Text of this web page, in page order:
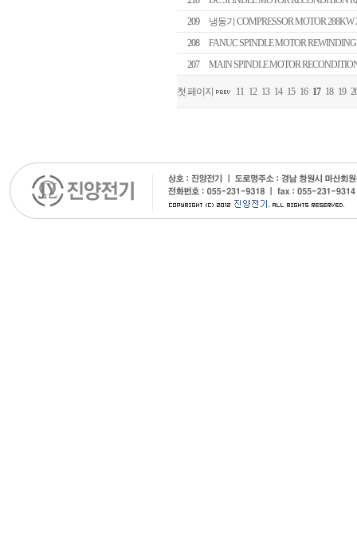
209
냉동기 COMPRESSOR MOTOR 288KW
208
FANUC SPINDLE MOTOR REWINDING
207
MAIN SPINDLE MOTOR
첫 페이지 11 12 13 14 15 16 17 18 19